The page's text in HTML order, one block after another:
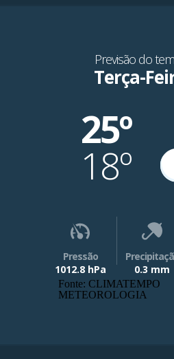
Previsão do
Terça-
25º
18º
Pressão
1012.8 hPa
0.3 mm
Fonte: CLIMATEMPO
METEOROLOGIA